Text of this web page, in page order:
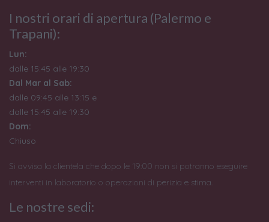
I nostri orari di apertura (Palermo e
Trapani):
Lun:
dalle 15:45 alle 19:30
Dal Mar al Sab:
dalle 09:45 alle 13:15 e
dalle 15:45 alle 19:30
Dom:
Chiuso
Si avvisa la clientela che dopo le 19:00 non si potranno eseguire
interventi in laboratorio o operazioni di perizia e stima.
Le nostre sedi: